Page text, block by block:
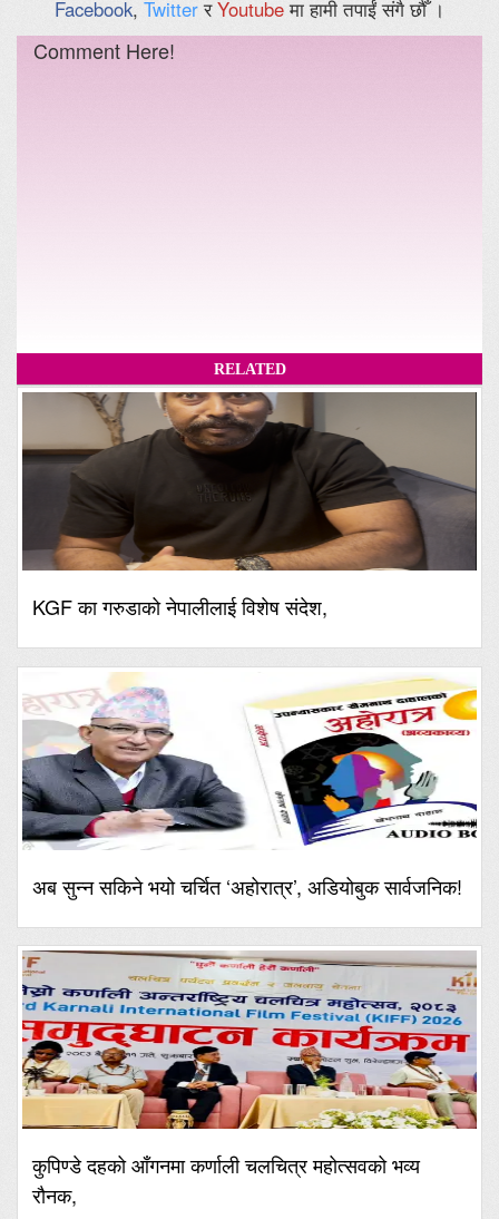
Facebook, TwitterरYoutubeमा हामी तपाईं संगै छौँ ।
Comment Here!
RELATED
KGF का गरुडाको नेपालीलाई विशेष संदेश,
अब सुन्न सकिने भयो चर्चित ‘अहोरात्र’, अडियोबुक सार्वजनिक!
कुपिण्डे दहको आँगनमा कर्णाली चलचित्र महोत्सवको भव्य
रौनक,